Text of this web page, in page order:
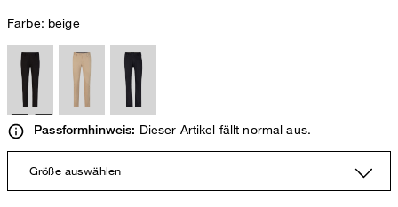
Farbe: beige
Passformhinweis: Dieser Artikel fällt normal aus.
Größe auswählen